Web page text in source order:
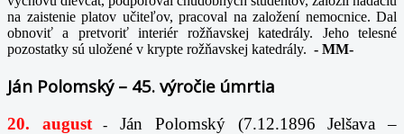
na zaistenie platov učiteľov, pracoval na založení nemocnice. Dal
obnoviť a pretvoriť interiér rožňavskej katedrály. Jeho telesné
pozostatky sú uložené v krypte rožňavskej katedrály. - MM-
Ján Polomský – 45. výročie úmrtia
20. august-
Ján Polomský (7.12.1896 Jelšava –